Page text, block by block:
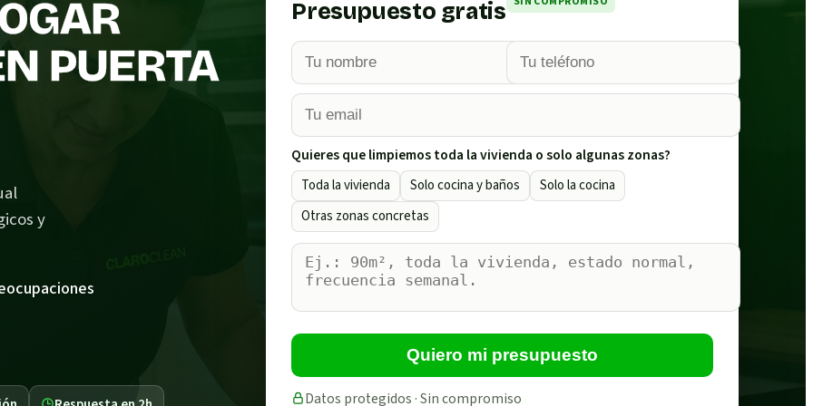
PUERTA
y
Presupuesto gratis
Quieres que limpiemos toda la vivienda o solo algunas zonas?
Toda la vivienda Solo cocina y baños
Solo la cocina
Otras zonas concretas
Quiero mi presupuesto
Datos protegidos · Sin compromiso